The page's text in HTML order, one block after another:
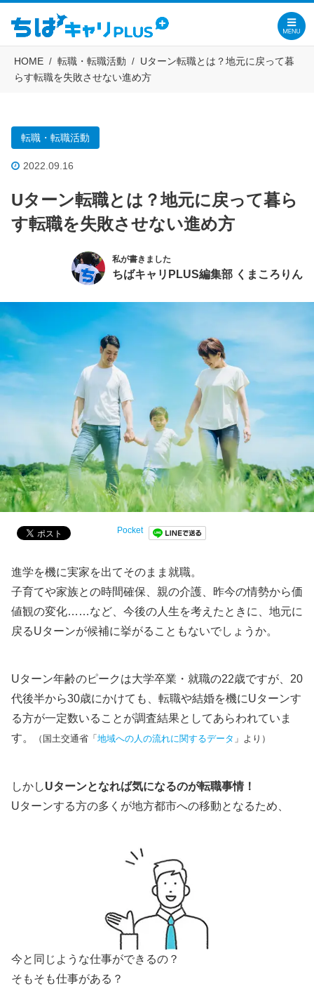
HOME 転職・転職活動
Uターン転職とは？地元に戻って暮
らす転職を失敗させない進め方
転職・転職活動
2022.09.16
Uターン転職とは？地元に戻って暮ら
す転職を失敗させない進め方
私が書きました
ちばキャリPLUS編集部 くまころりん
Pocket
進学を機に実家を出てそのまま就職。
子育てや家族との時間確保、親の介護、昨今の情勢から価
値観の変化……など、今後の人生を考えたときに、地元に
戻るUターンが候補に挙がることもないでしょうか。
Uターン年齢のピークは大学卒業・就職の22歳ですが、20
代後半から30歳にかけても、転職や結婚を機にUターンす
る方が一定数いることが調査結果としてあらわれていま
す。
（国土交通省「 地域への人の流れに関するデータ 」より）
しかしUターンとなれば気になるのが転職事情！
Uターンする方の多くが地方都市への移動となるため、
今と同じような仕事ができるの？
そもそも仕事がある？